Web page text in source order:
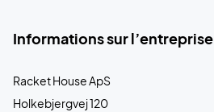
Informations sur l’entreprise
Racket House ApS
Holkebjergvej 120